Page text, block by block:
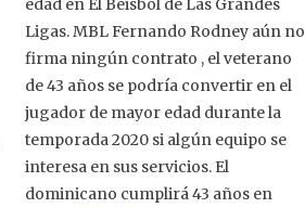
edad en El Béisbol de Las Grandes
Ligas. MBL Fernando Rodney aún no
firma ningún contrato , el veterano
de 43 años se podría convertir en el
jugador de mayor edad durante la
temporada 2020 si algún equipo se
interesa en sus servicios. El
dominicano cumplirá 43 años en